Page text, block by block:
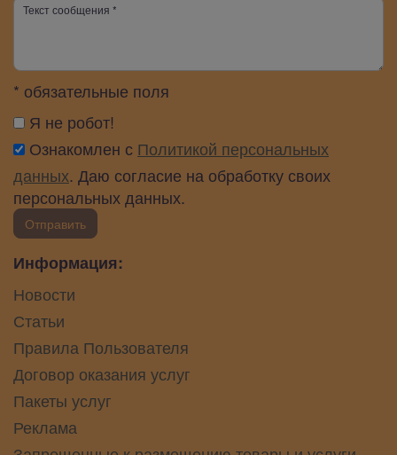
* обязательные поля
Я не робот!
Ознакомлен с Политикой персональных
данных. Даю согласие на обработку своих
персональных данных.
Отправить
Информация:
Новости
Статьи
Правила Пользователя
Договор оказания услуг
Пакеты услуг
Реклама